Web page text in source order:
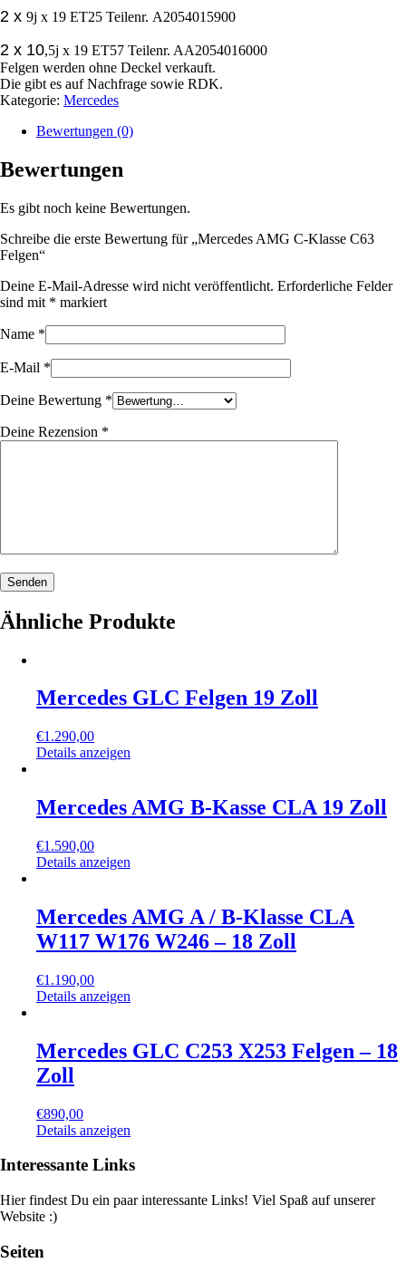
2 x 9j x 19 ET25 Teilenr. A2054015900
2 x 10,5j x 19 ET57 Teilenr. AA2054016000
Felgen werden ohne Deckel verkauft.
Die gibt es auf Nachfrage sowie RDK.
Kategorie: Mercedes
Bewertungen (0)
Bewertungen
Es gibt noch keine Bewertungen.
Schreibe die erste Bewertung für „Mercedes AMG C-Klasse C63
Felgen“
Deine E-Mail-Adresse wird nicht veröffentlicht. Erforderliche Felder
sind mit * markiert
Name *
E-Mail *
Deine Bewertung *
Deine Rezension *
Ähnliche Produkte
Mercedes GLC Felgen 19 Zoll
€1.290,00
Details anzeigen
Mercedes AMG B-Kasse CLA 19 Zoll
€1.590,00
Details anzeigen
Mercedes AMG A / B-Klasse CLA
W117 W176 W246 – 18 Zoll
€1.190,00
Details anzeigen
Mercedes GLC C253 X253 Felgen – 18
Zoll
€890,00
Details anzeigen
Interessante Links
Hier findest Du ein paar interessante Links! Viel Spaß auf unserer
Website :)
Seiten